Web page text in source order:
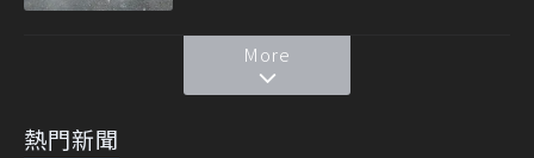
More
熱門新聞